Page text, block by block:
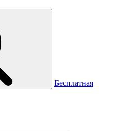
Бесплатная